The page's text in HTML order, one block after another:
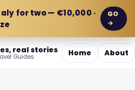
for two — €10,000 ·
GO
→
real stories
Guides Home About